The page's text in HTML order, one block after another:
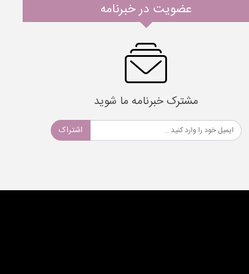
عضویت در خبرنامه
مشترک خبرنامه ما شوید
اشتراک